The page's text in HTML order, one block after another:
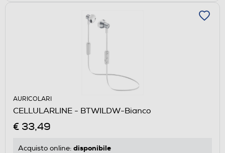
AURICOLARI
CELLULARLINE - BTWILDW-Bianco
€ 33,49
Acquisto online: disponibile